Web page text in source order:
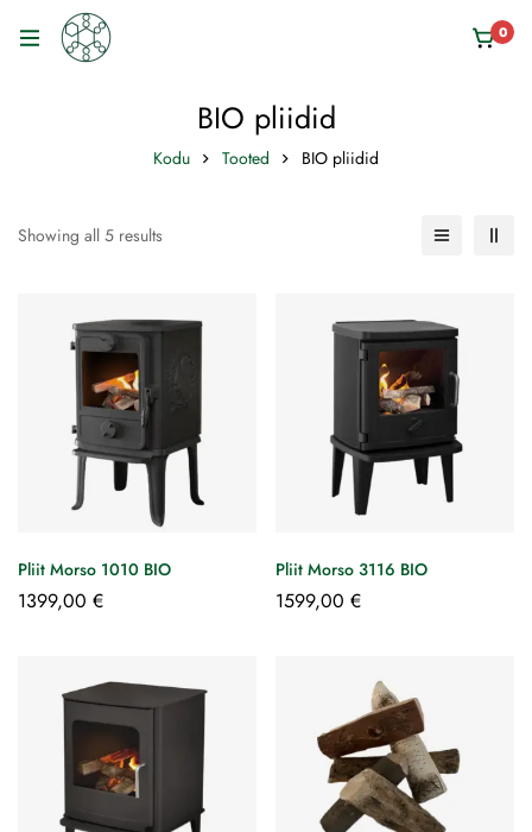
0
BIO pliidid
Kodu Tooted BIO pliidid
Showing all 5 results
Pliit Morso 1010 BIO
1399,00 €
Pliit Morso 3116 BIO
1599,00 €